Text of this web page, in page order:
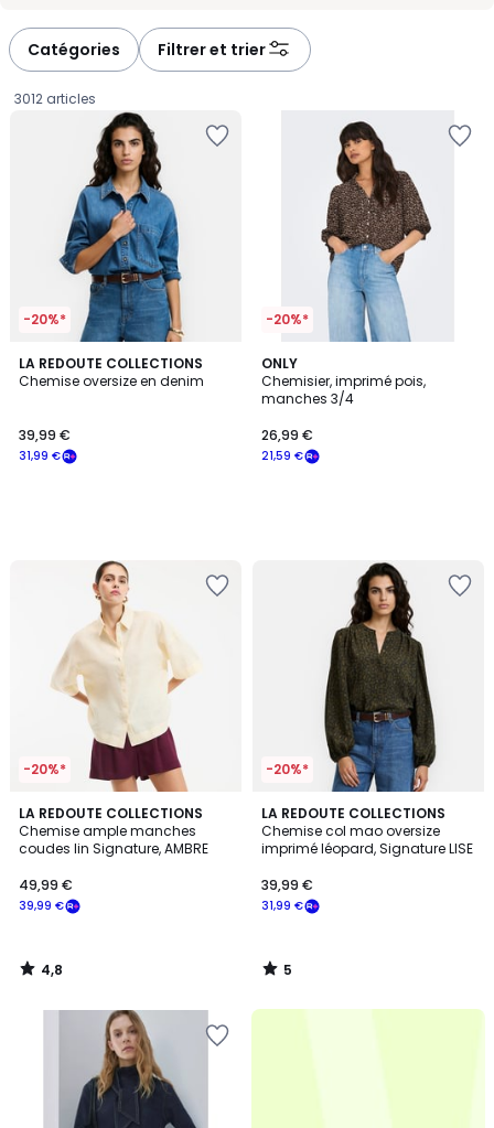
Catégories Filtrer et trier
3012 articles
-20%*
LA REDOUTE COLLECTIONS
Chemise oversize en denim
€
souscrivez
31,99 €
39,99 €
-20%*
ONLY
Chemisier, imprimé pois,
manches 3/4
21,59 €
26,99 €
-20%*
LA REDOUTE COLLECTIONS
Chemise ample manches
coudes lin Signature, AMBRE
39,99 €
49,99 €
4,8
/ 5
4,8
/
-20%*
LA REDOUTE COLLECTIONS
Chemise col mao oversize
imprimé léopard, Signature LISE
31,99 €
39,99 €
5
/
5
5
/